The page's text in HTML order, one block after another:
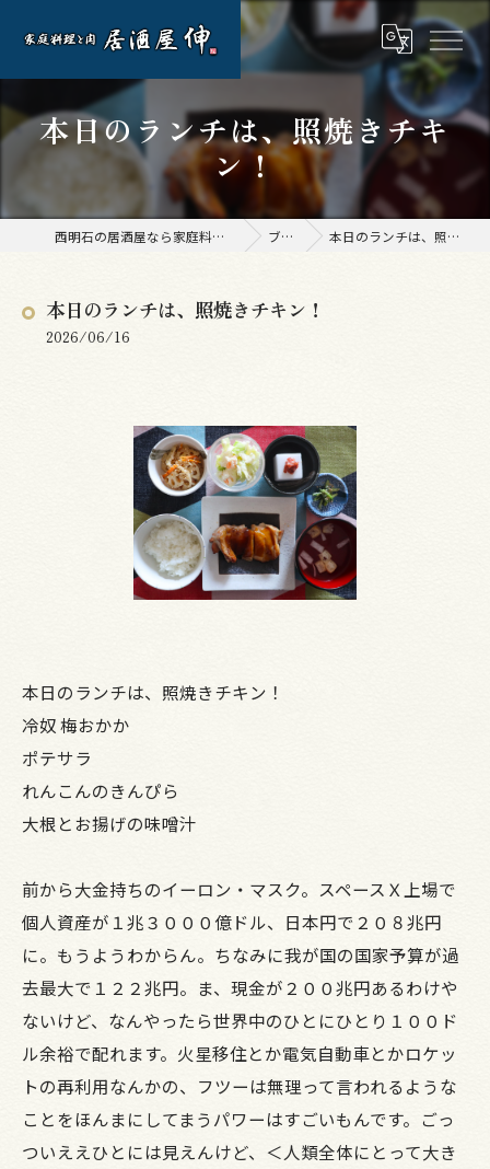
本日のランチは、照焼きチキ
ン！
西明石の居酒屋なら家庭料理と肉 居酒屋 伸 ブログ 本日のランチは、照焼きチキン！
本日のランチは、照焼きチキン！
2026/06/16
本日のランチは、照焼きチキン！
冷奴 梅おかか
ポテサラ
れんこんのきんぴら
大根とお揚げの味噌汁
前から大金持ちのイーロン・マスク。スペースＸ上場で
個人資産が１兆３０００億ドル、日本円で２０８兆円
に。もうようわからん。ちなみに我が国の国家予算が過
去最大で１２２兆円。ま、現金が２００兆円あるわけや
ないけど、なんやったら世界中のひとにひとり１００ド
ル余裕で配れます。火星移住とか電気自動車とかロケッ
トの再利用なんかの、フツーは無理って言われるような
ことをほんまにしてまうパワーはすごいもんです。ごっ
ついええひとには見えんけど、＜人類全体にとって大き